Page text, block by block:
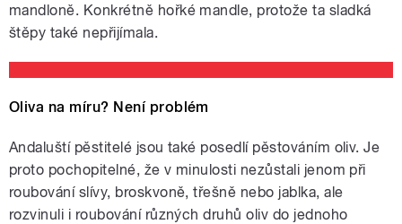
mandloně. Konkrétně hořké mandle, protože ta sladká
štěpy také nepřijímala.
Oliva na míru? Není problém
Andaluští pěstitelé jsou také posedlí pěstováním oliv. Je
proto pochopitelné, že v minulosti nezůstali jenom při
roubování slívy, broskvoně, třešně nebo jablka, ale
rozvinuli i roubování různých druhů oliv do jednoho